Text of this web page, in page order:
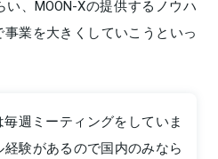
、MOON-Xの提供するノウハ
業を大きくしていこうといっ
週ミーティングをしていま
験があるので国内のみなら